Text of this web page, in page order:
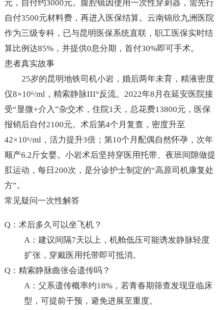
元，自付约3000元。腹腔镜因使用一次性穿刺器，需先行
自付3500元材料费，再进入医保结算。云南锦欣九洲医院
作为三级专科，已与昆明医保系统直联，职工医保实时结
算比例达85%，并提供0息分期，首付30%即可手术。
患者真实故事
25岁的昆明地铁司机小岩，婚后两年未育，精液密度
仅8×10⁶/ml，精索静脉III°反流。2022年8月在延安医院接
受“显微+介入”杂交术，住院1天，总花费13800元，医保
报销后自付2100元。术后第4个月复查，密度升至
42×10⁶/ml，活力提升3倍；第10个月配偶自然怀孕，次年
顺产6.2斤女婴。小岩术后坚持穿医用托带、夜班间隙做提
肛运动，每日200次，是分诊护士制定的“高原司机康复处
方”。
常见疑问一次性解答
Q：术后多久可以坐飞机？
A：建议间隔7天以上，机舱低压可能诱发静脉轻度
扩张，穿戴医用托带即可抵消。
Q：精索静脉曲张会遗传吗？
A：父系遗传概率约18%，若青春期筛查发现亚临床
型，可提前干预，避免进展至重度。